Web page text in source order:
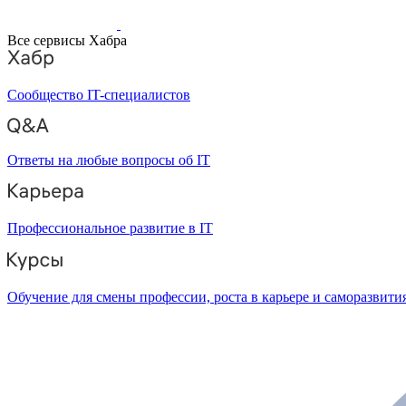
Все сервисы Хабра
Сообщество IT-специалистов
Ответы на любые вопросы об IT
Профессиональное развитие в IT
Обучение для смены профессии, роста в карьере и